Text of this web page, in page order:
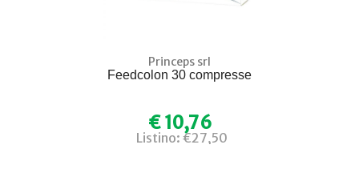
Princeps srl
Feedcolon 30 compresse
€ 10,76
Listino: €27,50